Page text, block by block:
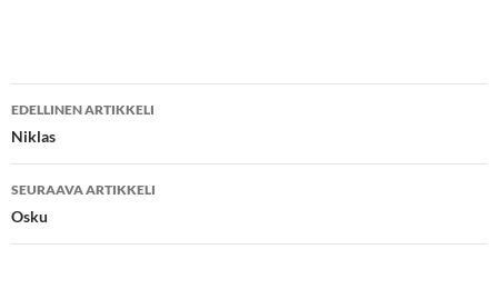
Artikkelien
selaus
EDELLINEN ARTIKKELI
Niklas
SEURAAVA ARTIKKELI
Osku